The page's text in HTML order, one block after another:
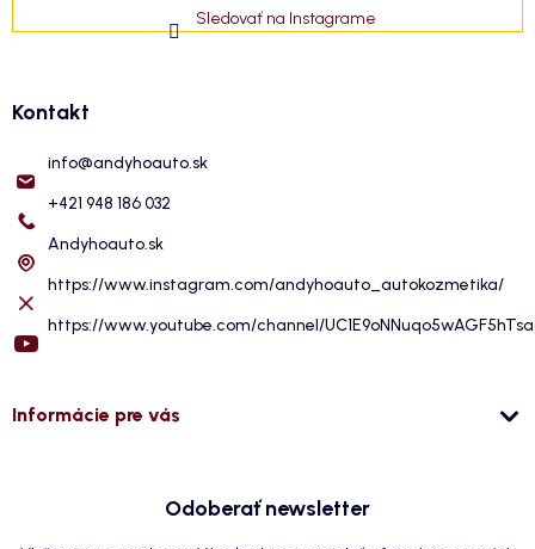
Sledovať na Instagrame
Kontakt
info@andyhoauto.sk
+421 948 186 032
Andyhoauto.sk
https://www.instagram.com/andyhoauto_autokozmetika/
https://www.youtube.com/channel/
Informácie pre vás
Odoberať newsletter